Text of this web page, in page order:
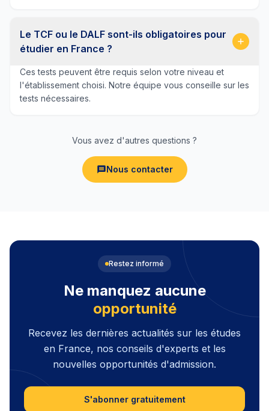
Le TCF ou le DALF sont-ils obligatoires pour
étudier en France ?
Ces tests peuvent être requis selon votre niveau et
l'établissement choisi. Notre équipe vous conseille sur les
tests nécessaires.
Vous avez d'autres questions ?
Nous contacter
Restez informé
Ne manquez aucune
opportunité
Recevez les dernières actualités sur les études
en France, nos conseils d'experts et les
nouvelles opportunités d'admission.
S'abonner gratuitement